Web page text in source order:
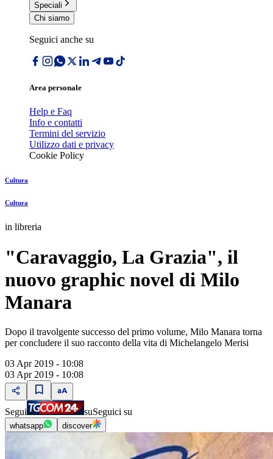
Speciali
Chi siamo
Seguici anche su
Area personale
Help e Faq
Info e contatti
Termini del servizio
Utilizzo dati e privacy
Cookie Policy
Cultura
Cultura
in libreria
"Caravaggio, La Grazia", il
nuovo graphic novel di Milo
Manara
Dopo il travolgente successo del primo volume, Milo Manara torna
per concludere il suo racconto della vita di Michelangelo Merisi
03 Apr 2019 - 10:08
03 Apr 2019 - 10:08
Segui suSeguici su
whatsapp discover